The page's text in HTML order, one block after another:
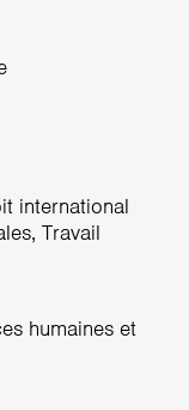
international
Travail
humaines et